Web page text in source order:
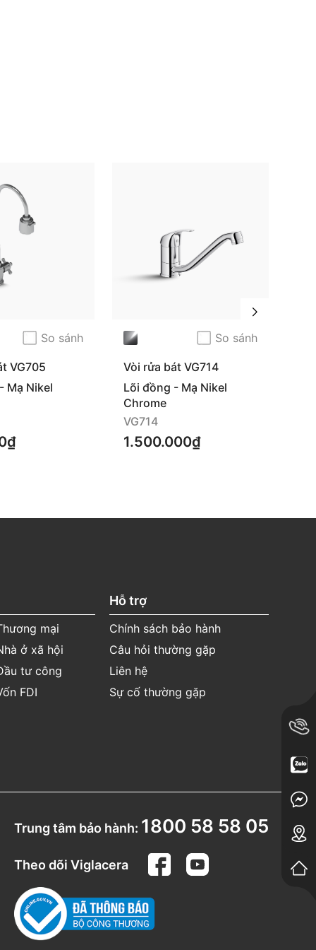
So sánh
VG705
Mạ Nikel
So sánh
Vòi rửa bát VG714
Lõi đồng - Mạ Nikel
Chrome
VG714
1.500.000₫
mại
ở xã hội
tư công
FDI
Hỗ trợ
Chính sách bảo hành
Câu hỏi thường gặp
Liên hệ
Sự cố thường gặp
Trung tâm bảo hành: 1800 58 58 05
Theo dõi Viglacera